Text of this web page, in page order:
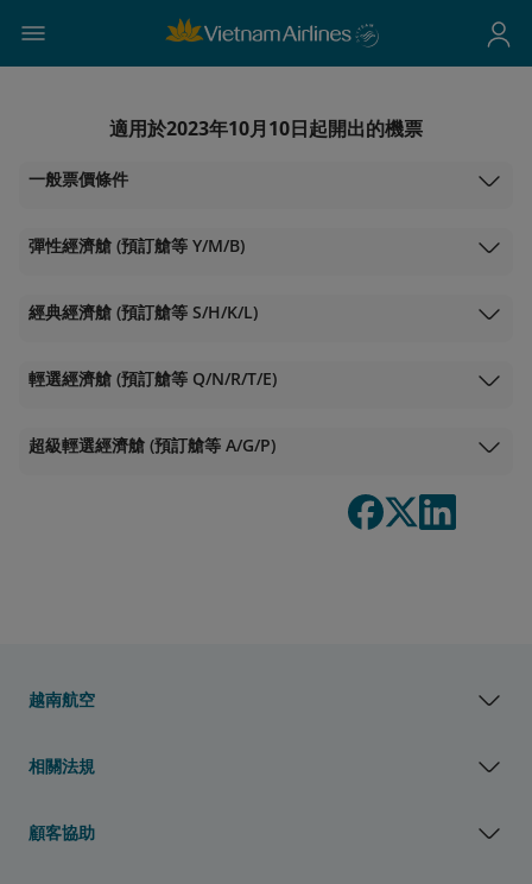
適用於2023年10月10日起開出的機票
一般票價條件
彈性經濟艙 (預訂艙等 Y/M/B)
經典經濟艙 (預訂艙等 S/H/K/L)
輕選經濟艙 (預訂艙等 Q/N/R/T/E)
超級輕選經濟艙 (預訂艙等 A/G/P)
越南航空
相關法規
顧客協助